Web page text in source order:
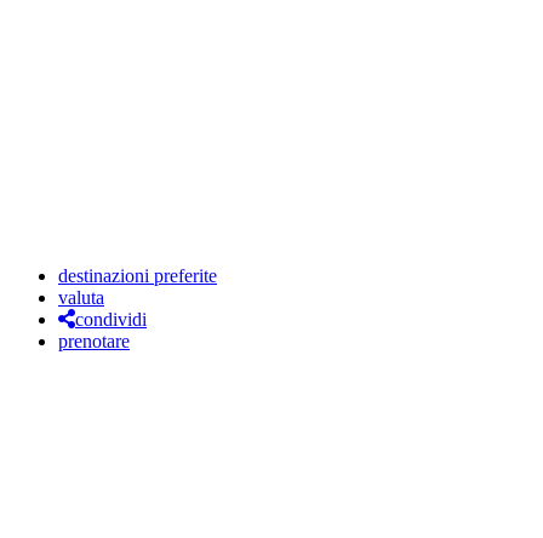
destinazioni preferite
valuta
condividi
prenotare